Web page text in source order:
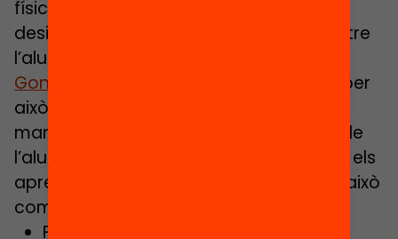
físicament a l’escola augmentaran les
desigualtats educatives ja existents entre
l’alumnat (veure
Gonzàlez
, per posar dos exemples). És per
això que és tan important trobar la
manera de mantenir viu aquest vincle de
l’alumnat més vulnerable amb l’escola i els
aprenentatges, al més aviat possible. I això
com ho podem fer?
Fent-los conscients de tots els